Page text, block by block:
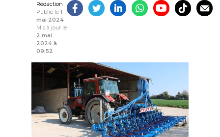
Rédaction
Publié le 1
mai 2024
Mis à jour le
2 mai
2024 à
09:52